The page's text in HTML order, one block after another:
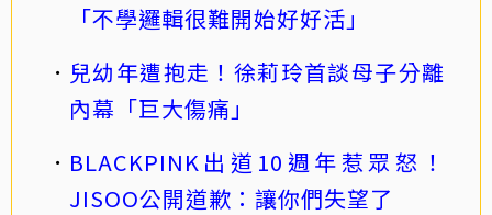
「不學邏輯很難開始好好活」
兒幼年遭抱走！徐莉玲首談母子分離
內幕「巨大傷痛」
BLACKPINK出道10週年惹眾怒！
JISOO公開道歉：讓你們失望了